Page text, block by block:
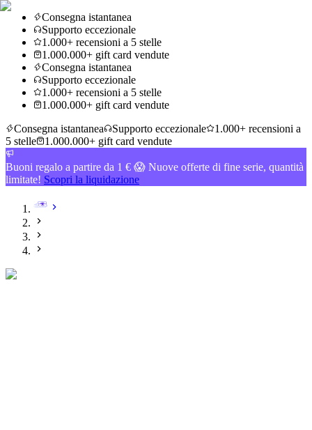
Consegna istantanea
Supporto eccezionale
1.000+ recensioni a 5 stelle
1.000.000+ gift card vendute
Consegna istantanea
Supporto eccezionale
1.000+ recensioni a 5 stelle
1.000.000+ gift card vendute
Consegna istantanea
Supporto eccezionale
1.000+ recensioni a
5 stelle
1.000.000+ gift card vendute
Buoni regalo a partire da 1 € 😱 Nuove offerte di fine serie, quantità
limitate! Scopri la liquidazione